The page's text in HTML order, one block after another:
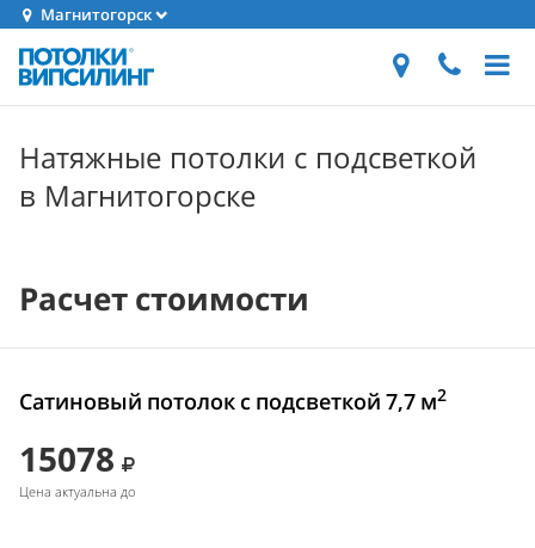
Магнитогорск
Натяжные потолки с подсветкой
в Магнитогорске
Расчет стоимости
Сатиновый потолок с подсветкой 7,7 м2
15078
Цена актуальна до